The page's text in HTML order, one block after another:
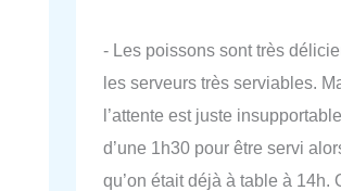
- Les poissons sont très
les serveurs très serviables.
l’attente est juste
d’une 1h30 pour être servi
qu’on était déjà à table à 14h.